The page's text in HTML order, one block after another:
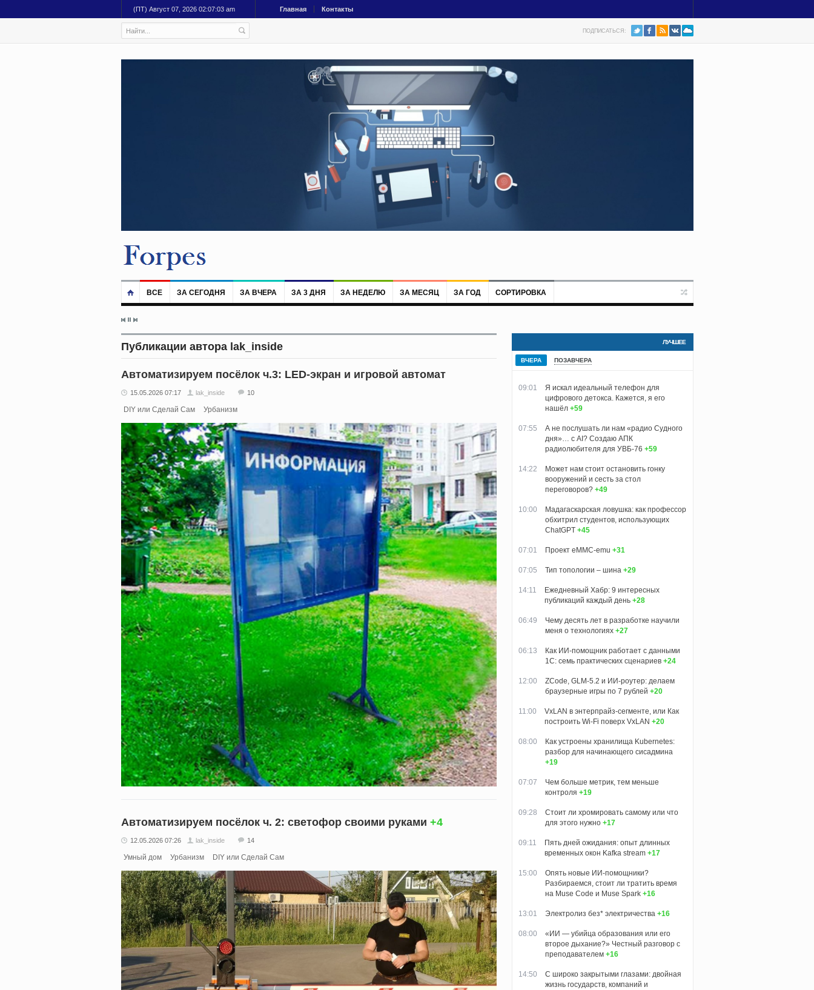
(ПТ) Август 07, 2026 02:07:04 am Главная Контакты
ПОДПИСАТЬСЯ:
ВСЕ ЗА СЕГОДНЯ ЗА ВЧЕРА ЗА 3 ДНЯ ЗА НЕДЕЛЮ ЗА МЕСЯЦ ЗА ГОД СОРТИРОВКА
Публикации автора lak_inside
Автоматизируем посёлок ч.3: LED-экран и игровой автомат
15.05.2026 07:17 lak_inside 10
DIY или Сделай Сам Урбанизм
Автоматизируем посёлок ч. 2: светофор своими руками +4
12.05.2026 07:26 lak_inside 14
Умный дом Урбанизм DIY или Сделай Сам
ЛУЧШЕЕ
ВЧЕРА ПОЗАВЧЕРА
09:01
Я искал идеальный телефон для
цифрового детокса. Кажется, я его
нашёл +59
07:55
А не послушать ли нам «радио Судного
дня»… с AI? Создаю АПК
радиолюбителя для УВБ-76 +59
14:22
Может нам стоит остановить гонку
вооружений и сесть за стол
переговоров? +49
10:00
Мадагаскарская ловушка: как профессор
обхитрил студентов, использующих
ChatGPT +45
07:01 Проект eMMC-emu +31
07:05 Тип топологии – шина +29
14:11
Ежедневный Хабр: 9 интересных
публикаций каждый день +28
06:49
Чему десять лет в разработке научили
меня о технологиях +27
06:13
Как ИИ-помощник работает с данными
1С: семь практических сценариев +24
12:00
ZCode, GLM-5.2 и ИИ-роутер: делаем
браузерные игры по 7 рублей +20
11:00
VxLAN в энтерпрайз-сегменте, или Как
построить Wi-Fi поверх VxLAN +20
08:00
Как устроены хранилища Kubernetes:
разбор для начинающего сисадмина
+19
07:07
Чем больше метрик, тем меньше
контроля +19
09:28
Стоит ли хромировать самому или что
для этого нужно +17
09:11
Пять дней ожидания: опыт длинных
временных окон Kafka stream +17
15:00
Опять новые ИИ-помощники?
Разбираемся, стоит ли тратить время
на Muse Code и Muse Spark +16
13:01 Электролиз без* электричества +16
08:00
«ИИ — убийца образования или его
второе дыхание?» Честный разговор с
преподавателем +16
14:50
С широко закрытыми глазами: двойная
жизнь государств, компаний и